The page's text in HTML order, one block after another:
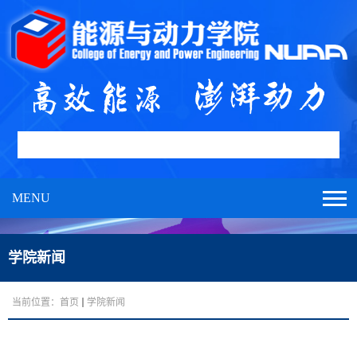
MENU
学院新闻
当前位置： 首页 学院新闻